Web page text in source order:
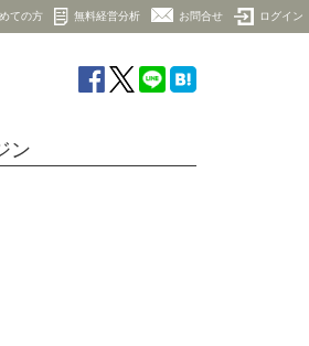
ての方 無料経営分析 お問合せ ログイン
ン